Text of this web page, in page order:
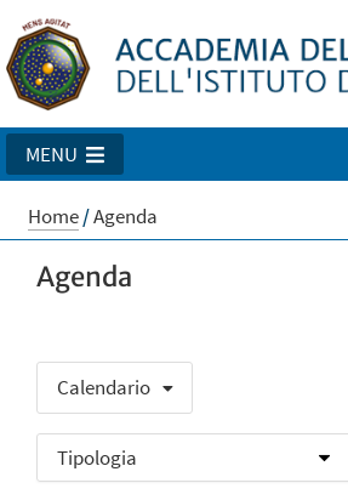
MENU
Home/Agenda
Agenda
Calendario